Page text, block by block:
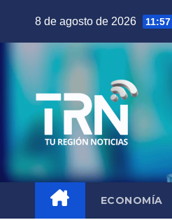
8 de agosto de 2026 11:57
ECONOMÍA